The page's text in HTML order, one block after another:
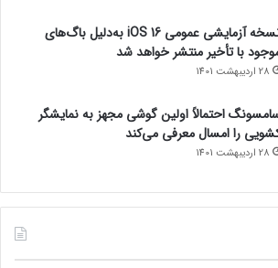
نسخه آزمایشی عمومی iOS 16 به‌دلیل باگ‌های
با تأخیر منتشر خواهد شد
28 اردیبهشت 1401
احتمالاً اولین گوشی مجهز به نمایشگر
را امسال معرفی می‌کند
28 اردیبهشت 1401